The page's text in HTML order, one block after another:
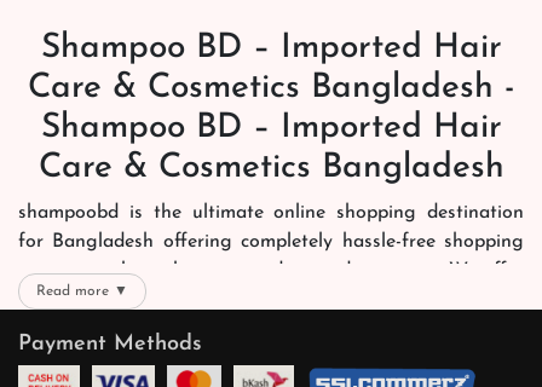
Shampoo BD – Imported Hair
Care & Cosmetics Bangladesh -
Shampoo BD – Imported Hair
Care & Cosmetics Bangladesh
shampoobd is the ultimate online shopping destination
for Bangladesh offering completely hassle-free shopping
experience through secure and trusted gateways. We offer
you trendy and reliable shopping with all your preferred
brands and more. Now shopping is easier, quicker and
always joyous. We help you mark the exact choice here.
Read more ▼
Payment Methods